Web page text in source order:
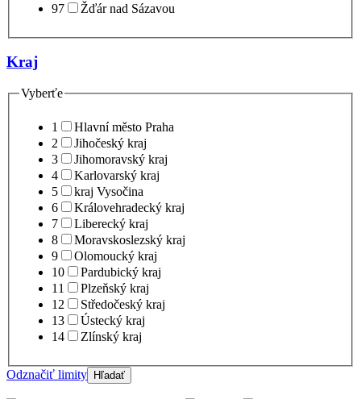
97
Žďár nad Sázavou
Kraj
Vyberťe
1
Hlavní město Praha
2
Jihočeský kraj
3
Jihomoravský kraj
4
Karlovarský kraj
5
kraj Vysočina
6
Královehradecký kraj
7
Liberecký kraj
8
Moravskoslezský kraj
9
Olomoucký kraj
10
Pardubický kraj
11
Plzeňský kraj
12
Středočeský kraj
13
Ústecký kraj
14
Zlínský kraj
Odznačiť limity Hľadať